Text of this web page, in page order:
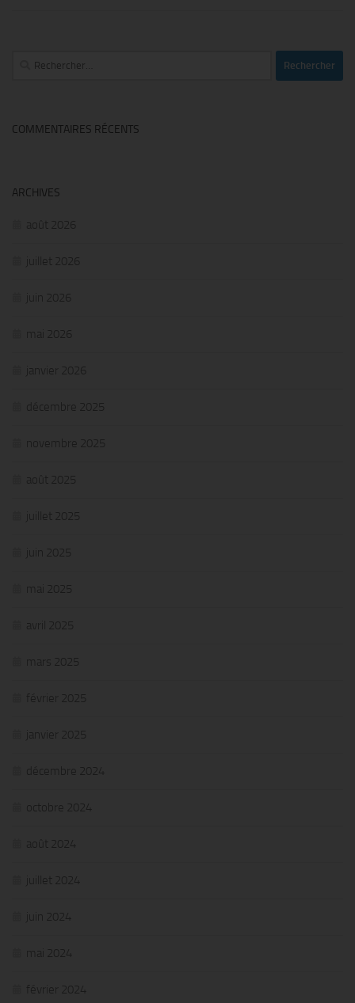
Rechercher :
COMMENTAIRES RÉCENTS
ARCHIVES
août 2026
juillet 2026
juin 2026
mai 2026
janvier 2026
décembre 2025
novembre 2025
août 2025
juillet 2025
juin 2025
mai 2025
avril 2025
mars 2025
février 2025
janvier 2025
décembre 2024
octobre 2024
août 2024
juillet 2024
juin 2024
mai 2024
février 2024